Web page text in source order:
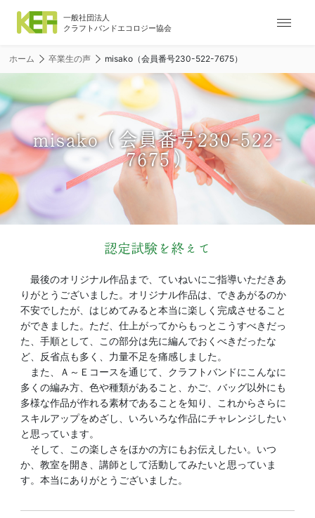
ナ
ー
シ
ョ
ン
メ
ニ
ー
ホーム 卒業生の声 misako（会員番号230-522-7675）
misako（会員番号230-522-
7675）
認定試験を終えて
最後のオリジナル作品まで、ていねいにご指導いただきあ
りがとうございました。オリジナル作品は、できあがるのか
不安でしたが、はじめてみると本当に楽しく完成させること
ができました。ただ、仕上がってからもっとこうすべきだっ
た、手順として、この部分は先に編んでおくべきだったな
ど、反省点も多く、力量不足を痛感しました。
また、Ａ～Ｅコースを通じて、クラフトバンドにこんなに
多くの編み方、色や種類があること、かご、バッグ以外にも
多様な作品が作れる素材であることを知り、これからさらに
スキルアップをめざし、いろいろな作品にチャレンジしたい
と思っています。
そして、この楽しさをほかの方にもお伝えしたい。いつ
か、教室を開き、講師として活動してみたいと思っていま
す。本当にありがとうございました。